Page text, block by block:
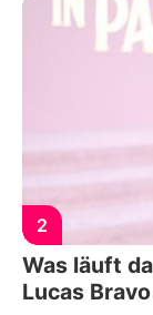
2
Was läuft
Lucas